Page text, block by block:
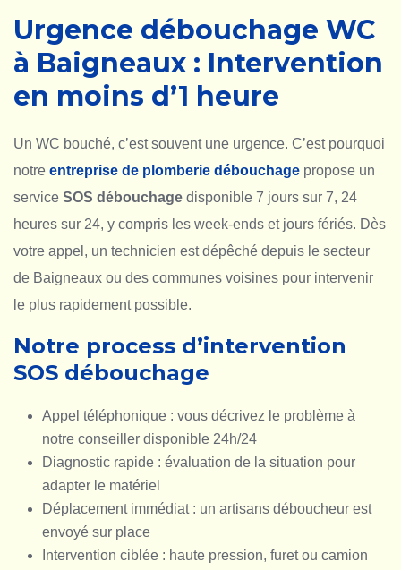
Urgence débouchage WC
à Baigneaux : Intervention
en moins d’1 heure
Un WC bouché, c’est souvent une urgence. C’est pourquoi
notre entreprise de plomberie débouchage propose un
service SOS débouchage disponible 7 jours sur 7, 24
heures sur 24, y compris les week-ends et jours fériés. Dès
votre appel, un technicien est dépêché depuis le secteur
de Baigneaux ou des communes voisines pour intervenir
le plus rapidement possible.
Notre process d’intervention
SOS débouchage
Appel téléphonique : vous décrivez le problème à
notre conseiller disponible 24h/24
Diagnostic rapide : évaluation de la situation pour
adapter le matériel
Déplacement immédiat : un artisans déboucheur est
envoyé sur place
Intervention ciblée : haute pression, furet ou camion